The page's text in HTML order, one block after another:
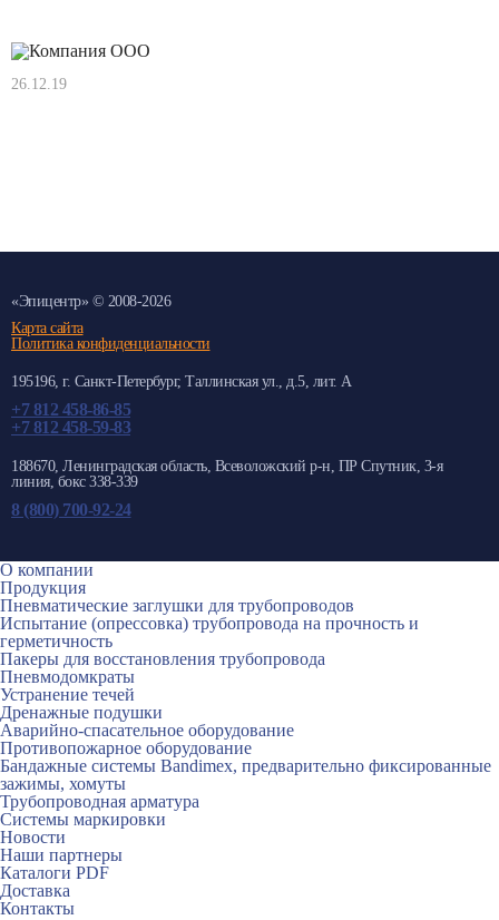
26.12.19
«Эпицентр» © 2008-2026
Карта сайта
Политика конфиденциальности
195196, г. Санкт-Петербург, Таллинская ул., д.5, лит. А
+7 812 458-86-85
+7 812 458-59-83
188670, Ленинградская область, Всеволожский р-н, ПР Спутник, 3-я
линия, бокс 338-339
8 (800) 700-92-24
О компании
Продукция
Пневматические заглушки для трубопроводов
Испытание (опрессовка) трубопровода на прочность и
герметичность
Пакеры для восстановления трубопровода
Пневмодомкраты
Устранение течей
Дренажные подушки
Аварийно-спасательное оборудование
Противопожарное оборудование
Бандажные системы Bandimex, предварительно фиксированные
зажимы, хомуты
Трубопроводная арматура
Системы маркировки
Новости
Наши партнеры
Каталоги PDF
Доставка
Контакты